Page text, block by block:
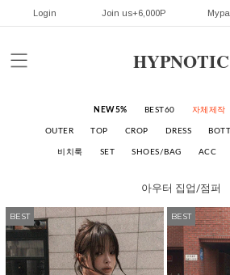
Login Join us+6,000P
HYPNOTIC
NEW5% BEST60 자체제작
OUTER TOP CROP DRESS
비치룩 SET SHOES/BAG ACC
아우터 집업/점퍼
BEST BEST